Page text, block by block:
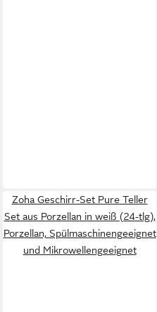
Zoha Geschirr-Set Pure Teller
Set aus Porzellan in weiß (24-tlg),
Porzellan, Spülmaschinengeeignet
und Mikrowellengeeignet